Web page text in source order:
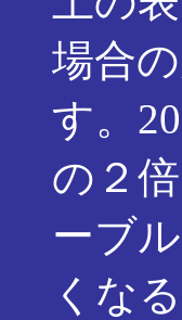
場合
す。
の２
ーブ
くな